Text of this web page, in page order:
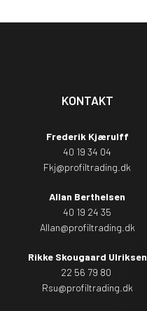
KONTAKT
Frederik Kjærulff
40 19 34 04
Fkj@profiltrading.dk
Allan Berthelsen
40 19 24 35
Allan@profiltrading.dk
Rikke Skougaard Ulriksen
22 56 79 80
Rsu@profiltrading.dk